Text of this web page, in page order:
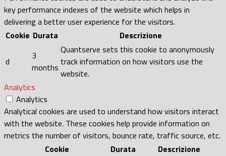
key performance indexes of the website which helps in
delivering a better user experience for the visitors.
Cookie Durata Descrizione
d
3
months
Quantserve sets this cookie to anonymously
track information on how visitors use the
website.
Analytics
Analytics
Analytical cookies are used to understand how visitors interact
with the website. These cookies help provide information on
metrics the number of visitors, bounce rate, traffic source, etc.
Cookie
Durata Descrizione